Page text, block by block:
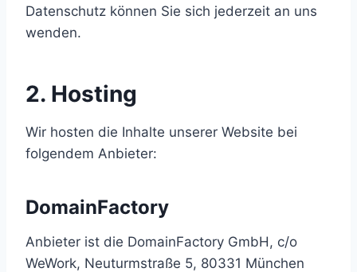
Datenschutz können Sie sich jederzeit an uns
wenden.
2. Hosting
Wir hosten die Inhalte unserer Website bei
folgendem Anbieter:
DomainFactory
Anbieter ist die DomainFactory GmbH, c/o
WeWork, Neuturmstraße 5, 80331 München